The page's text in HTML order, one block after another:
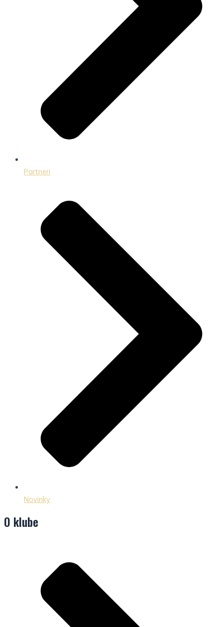
Partneri
Novinky
O klube